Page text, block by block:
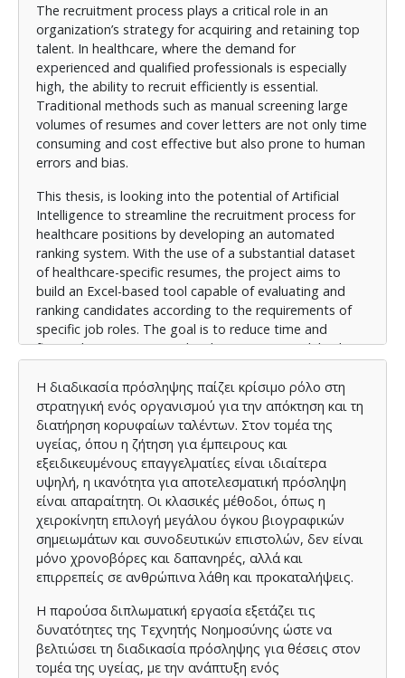
The recruitment process plays a critical role in an
organization’s strategy for acquiring and retaining top
talent. In healthcare, where the demand for
experienced and qualified professionals is especially
high, the ability to recruit efficiently is essential.
Traditional methods such as manual screening large
volumes of resumes and cover letters are not only time
consuming and cost effective but also prone to human
errors and bias.
This thesis, is looking into the potential of Artificial
Intelligence to streamline the recruitment process for
healthcare positions by developing an automated
ranking system. With the use of a substantial dataset
of healthcare-specific resumes, the project aims to
build an Excel-based tool capable of evaluating and
ranking candidates according to the requirements of
specific job roles. The goal is to reduce time and
financial costs associated with recruitment, while also
selection.
To ensure practical relevance and application, job
descriptions will be sourced from global healthcare
employers, including Pfizer, Novartis and AstraZeneca.
Additionally, the system’s performance will be
evaluated by Human Resources (HR) professionals
working in the health industry. This comparative
analysis will offer insights into the system’s reliability
and potential impact on recruitment efficiency in the
real-world healthcare settings.
In sectors like healthcare, where understaffing and
employee attrition can significantly impact operations,
a more effective recruitment process can have a direct
organizational benefit. This thesis aims to save time
Η διαδικασία πρόσληψης παίζει κρίσιμο ρόλο στη
στρατηγική ενός οργανισμού για την απόκτηση και τη
διατήρηση κορυφαίων ταλέντων. Στον τομέα της
υγείας, όπου η ζήτηση για έμπειρους και
εξειδικευμένους επαγγελματίες είναι ιδιαίτερα
υψηλή, η ικανότητα για αποτελεσματική πρόσληψη
είναι απαραίτητη. Οι κλασικές μέθοδοι, όπως η
χειροκίνητη επιλογή μεγάλου όγκου βιογραφικών
σημειωμάτων και συνοδευτικών επιστολών, δεν είναι
μόνο χρονοβόρες και δαπανηρές, αλλά και
επιρρεπείς σε ανθρώπινα λάθη και προκαταλήψεις.
Η παρούσα διπλωματική εργασία εξετάζει τις
δυνατότητες της Τεχνητής Νοημοσύνης ώστε να
βελτιώσει τη διαδικασία πρόσληψης για θέσεις στον
τομέα της υγείας, με την ανάπτυξη ενός